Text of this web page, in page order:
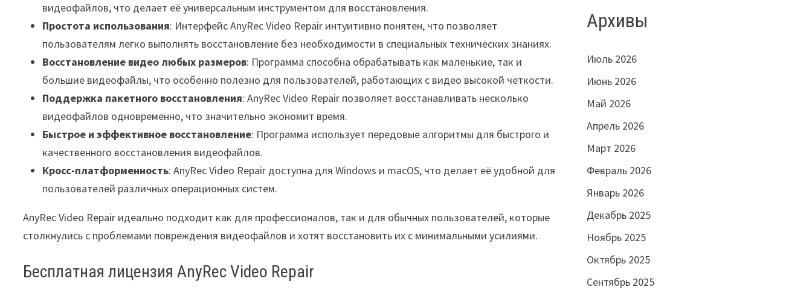
видеофайлов, что делает её универсальным инструментом для восстановления.
Простота использования: Интерфейс AnyRec Video Repair интуитивно понятен, что позволяет
пользователям легко выполнять восстановление без необходимости в специальных технических знаниях.
Восстановление видео любых размеров: Программа способна обрабатывать как маленькие, так и
большие видеофайлы, что особенно полезно для пользователей, работающих с видео высокой четкости.
Поддержка пакетного восстановления: AnyRec Video Repair позволяет восстанавливать несколько
видеофайлов одновременно, что значительно экономит время.
Быстрое и эффективное восстановление: Программа использует передовые алгоритмы для быстрого и
качественного восстановления видеофайлов.
Кросс-платформенность: AnyRec Video Repair доступна для Windows и macOS, что делает её удобной для
пользователей различных операционных систем.
AnyRec Video Repair идеально подходит как для профессионалов, так и для обычных пользователей, которые
столкнулись с проблемами повреждения видеофайлов и хотят восстановить их с минимальными усилиями.
Бесплатная лицензия AnyRec Video Repair
Архивы
Июль 2026
Июнь 2026
Май 2026
Апрель 2026
Март 2026
Февраль 2026
Январь 2026
Декабрь 2025
Ноябрь 2025
Октябрь 2025
Сентябрь 2025